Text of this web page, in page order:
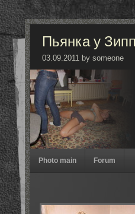
Пьянка у
03.09.2011 by someone
Photo main Forum